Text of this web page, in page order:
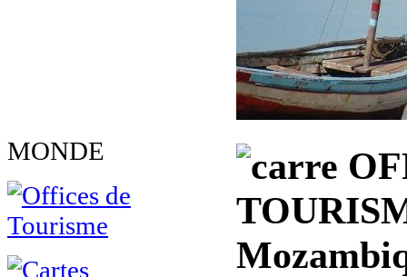
MONDE